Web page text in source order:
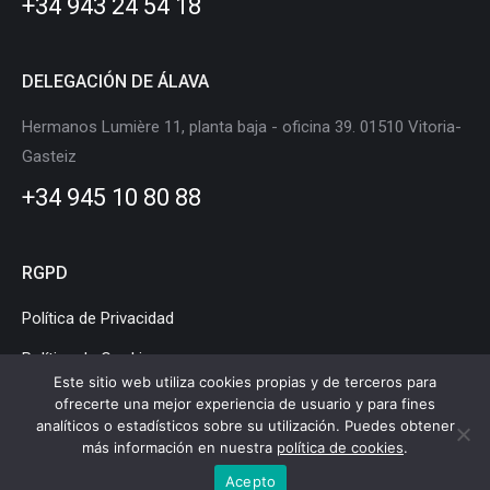
windowwindowwindowwindowwindow
+34 943 24 54 18
DELEGACIÓN DE ÁLAVA
Hermanos Lumière 11, planta baja - oficina 39. 01510 Vitoria-
Gasteiz
+34 945 10 80 88
RGPD
Política de Privacidad
Política de Cookies
Aviso Legal
Este sitio web utiliza cookies propias y de terceros para
ofrecerte una mejor experiencia de usuario y para fines
analíticos o estadísticos sobre su utilización. Puedes obtener
más información en nuestra política de cookies.
Acepto